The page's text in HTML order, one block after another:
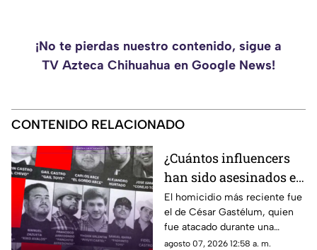
¡No te pierdas nuestro contenido, sigue a
TV Azteca Chihuahua en Google News!
CONTENIDO RELACIONADO
¿Cuántos influencers
han sido asesinados en
Culiacán desde 2024?
César Gastélum el más
reciente
El homicidio más reciente fue
el de César Gastélum, quien
fue atacado durante una
transmisión en vivo.
agosto 07, 2026 12:58 a. m.